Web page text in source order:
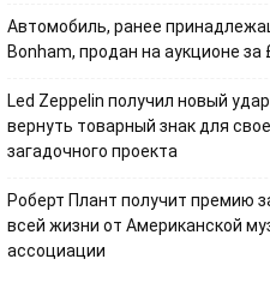
Автомобиль, ранее
Bonham, продан на аукционе за
Led Zeppelin получил новый
вернуть товарный знак для
загадочного проекта
Роберт Плант получит премию
всей жизни от Американской
ассоциации